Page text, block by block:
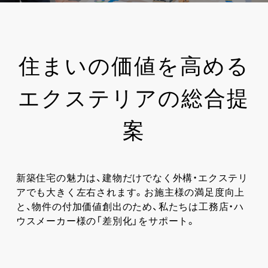
住まいの価値を高める
エクステリアの総合提
案
新築住宅の魅力は、建物だけでなく外構・エクステリ
アでも大きく左右されます。お施主様の満足度向上
と、物件の付加価値創出のため、私たちは工務店・ハ
ウスメーカー様の「差別化」をサポート。